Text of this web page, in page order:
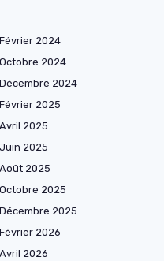
Février 2024
Octobre 2024
Décembre 2024
Février 2025
Avril 2025
Juin 2025
Août 2025
Octobre 2025
Décembre 2025
Février 2026
Avril 2026